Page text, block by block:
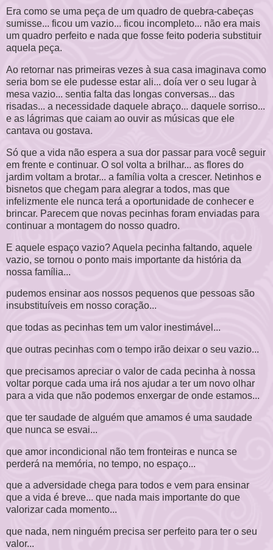
Era como se uma peça de um quadro de quebra-cabeças
sumisse... ficou um vazio... ficou incompleto... não era mais
um quadro perfeito e nada que fosse feito poderia substituir
aquela peça.
Ao retornar nas primeiras vezes à sua casa imaginava como
seria bom se ele pudesse estar ali... doía ver o seu lugar à
mesa vazio... sentia falta das longas conversas... das
risadas... a necessidade daquele abraço... daquele sorriso...
e as lágrimas que caiam ao ouvir as músicas que ele
cantava ou gostava.
Só que a vida não espera a sua dor passar para você seguir
em frente e continuar. O sol volta a brilhar... as flores do
jardim voltam a brotar... a família volta a crescer. Netinhos e
bisnetos que chegam para alegrar a todos, mas que
infelizmente ele nunca terá a oportunidade de conhecer e
brincar. Parecem que novas pecinhas foram enviadas para
continuar a montagem do nosso quadro.
E aquele espaço vazio? Aquela pecinha faltando, aquele
vazio, se tornou o ponto mais importante da história da
nossa família...
pudemos ensinar aos nossos pequenos que pessoas são
insubstituíveis em nosso coração...
que todas as pecinhas tem um valor inestimável...
que outras pecinhas com o tempo irão deixar o seu vazio...
que precisamos apreciar o valor de cada pecinha à nossa
voltar porque cada uma irá nos ajudar a ter um novo olhar
para a vida que não podemos enxergar de onde estamos...
que ter saudade de alguém que amamos é uma saudade
que nunca se esvai...
que amor incondicional não tem fronteiras e nunca se
perderá na memória, no tempo, no espaço...
que a adversidade chega para todos e vem para ensinar
que a vida é breve... que nada mais importante do que
valorizar cada momento...
que nada, nem ninguém precisa ser perfeito para ter o seu
valor...